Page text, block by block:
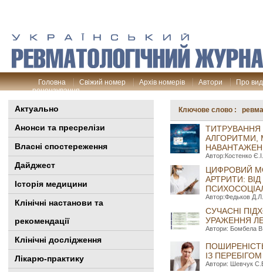
Головна Свіжий номер Архів номерів Автори
Про
рецензування
Актуально
Анонси та пресрелізи
Власні спостереження
Дайджест
Історія медицини
Клінiчні настанови та
рекомендації
Клінічні дослідження
Лікарю-практику
Ключове слово :
ТИТРУВАННЯ
АЛГОРИТМИ,
Автор:Костенко
ЦИФРОВИЙ
АРТРИТИ:
Автор:Федьков
СУЧАСНІ
УРАЖЕННЯ
Автори: Бомбела
ІЗ
Автори: Шевчук